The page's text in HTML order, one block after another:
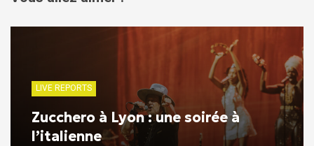
LIVE REPORTS
Zucchero à Lyon : une soirée à
l’italienne